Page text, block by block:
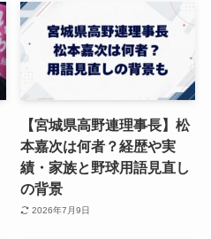
【宮城県高野連理事長】松
本嘉次は何者？経歴や実
績・家族と野球用語見直し
の背景
2026年7月9日